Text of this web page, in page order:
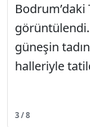
Bodrum’daki
güneşin
halleriyle
3 / 8